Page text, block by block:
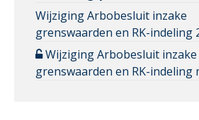
Wijziging Arbobesluit inzake
grenswaarden en RK-indeling
Wijziging Arbobesluit inzake
grenswaarden en RK-indeling